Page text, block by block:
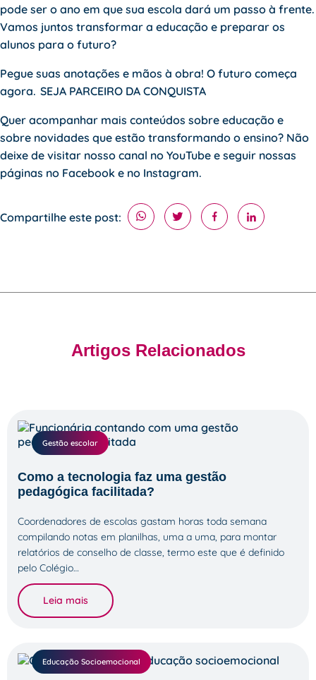
pode ser o ano em que sua escola dará um passo à frente.
Vamos juntos transformar a educação e preparar os
alunos para o futuro?
Pegue suas anotações e mãos à obra! O futuro começa
agora. SEJA PARCEIRO DA CONQUISTA
Quer acompanhar mais conteúdos sobre educação e
sobre novidades que estão transformando o ensino? Não
deixe de visitar nosso canal no YouTube e seguir nossas
páginas no Facebook e no Instagram.
Compartilhe este post:
Artigos Relacionados
Gestão escolar
Como a tecnologia faz uma gestão
pedagógica facilitada?
Coordenadores de escolas gastam horas toda semana
compilando notas em planilhas, uma a uma, para montar
relatórios de conselho de classe, termo este que é definido
pelo Colégio…
Leia mais
Educação Socioemocional